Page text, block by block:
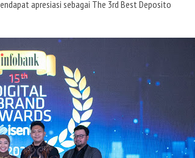
apresiasi sebagai The 3rd Best Deposito